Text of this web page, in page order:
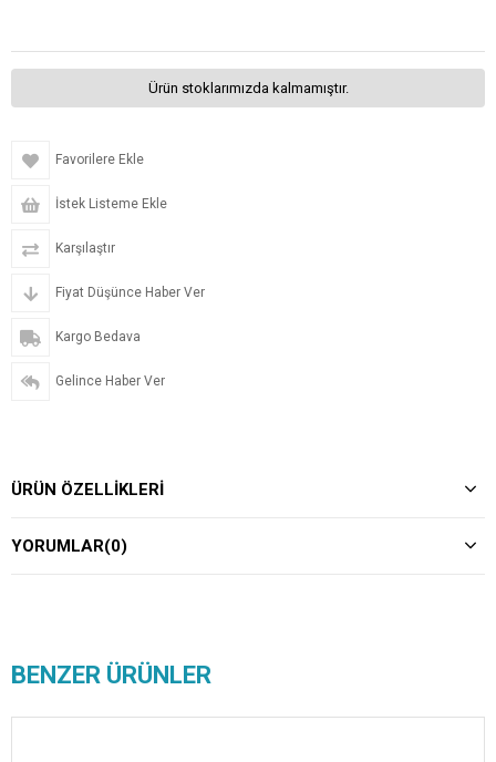
Ürün stoklarımızda kalmamıştır.
Favorilere Ekle
İstek Listeme Ekle
Karşılaştır
Fiyat Düşünce Haber Ver
Kargo Bedava
Gelince Haber Ver
ÜRÜN ÖZELLIKLERI
YORUMLAR(0)
BENZER ÜRÜNLER